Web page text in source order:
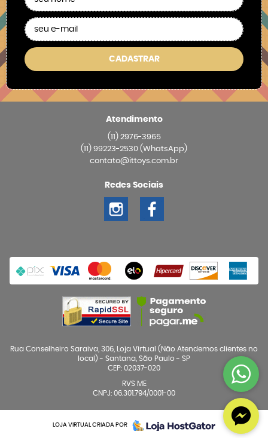
CADASTRAR
Atendimento
(11)2976-3965
(11) 99223-2530 (WhatsApp)
contato@ittoys.com.br
Redes Sociais
Rua Conselheiro Saraiva, 306, Loja Virtual (Não Atendemos clientes no
local) - Santana, São Paulo - SP
CEP: 02037-020
RVS ME
CNPJ: 06.301.794/0001-00
LOJA VIRTUAL CRIADA POR